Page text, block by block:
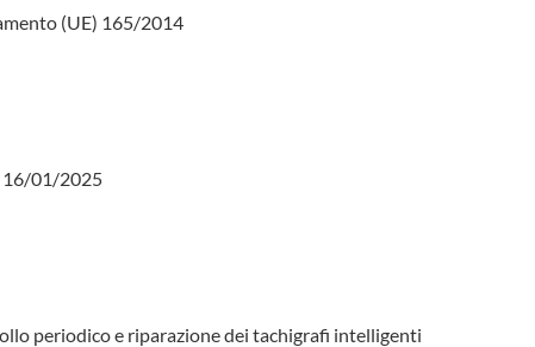
(UE) 165/2014
16/01/2025
periodico e riparazione dei tachigrafi intelligenti